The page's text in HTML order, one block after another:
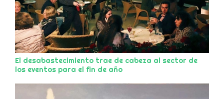
El desabastecimiento trae de cabeza al sector de
los eventos para el fin de año